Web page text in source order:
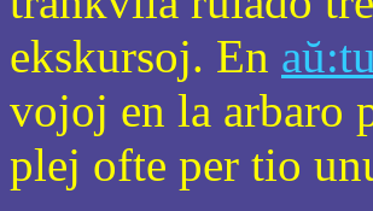
ekskursoj. En
vojoj en la arbaro
plej ofte per tio